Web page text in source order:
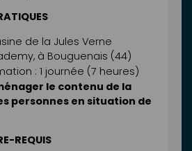
de la Jules Verne
à Bouguenais (44)
: 1 journée (7 heures)
le contenu de la
personnes en situation de
REQUIS